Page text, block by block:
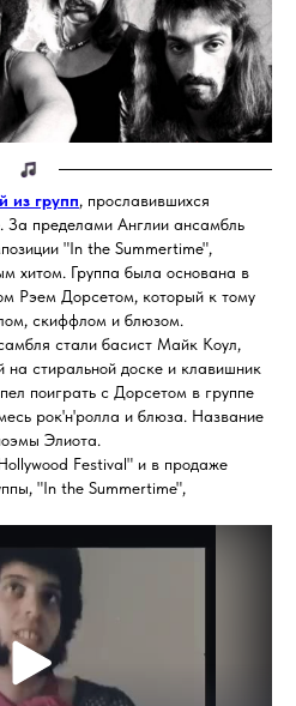
из групп, прославившихся
За пределами Англии ансамбль
"In the Summertime",
хитом. Группа была основана в
Рэем Дорсетом, который к тому
скиффлом и блюзом.
стали басист Майк Коул,
стиральной доске и клавишник
поиграть с Дорсетом в группе
рок'н'ролла и блюза. Название
Элиота.
Festival" и в продаже
"In the Summertime",